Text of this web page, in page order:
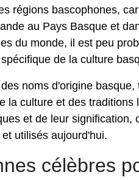
régions bascophones,
au Pays Basque et
du monde, il est peu
de la culture
noms d'origine
la culture et des
et de leur signification,
utilisés aujourd'hui.
célèbres